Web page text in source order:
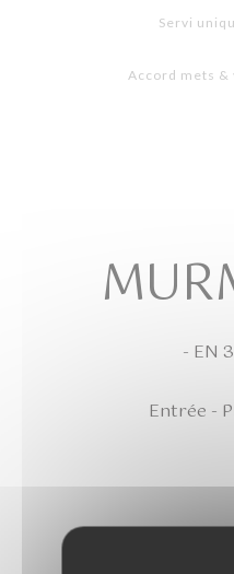
Servi
Accord mets &
- EN
Entrée -